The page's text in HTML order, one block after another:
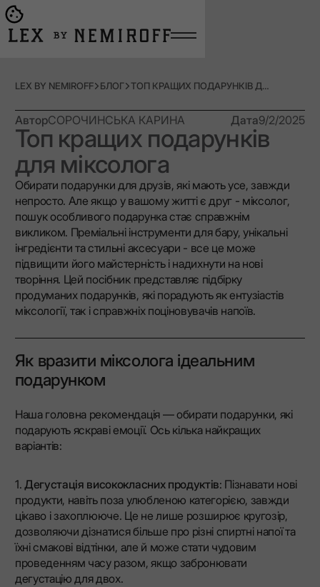
Go to main page
LEX BY NEMIROFF БЛОГ ТОП КРАЩИХ ПОДАРУНКІВ ДЛЯ МІКСОЛОГА
АвторСОРОЧИНСЬКА КАРИНА Дата9/2/2025
Топ кращих подарунків
для міксолога
Обирати подарунки для друзів, які мають усе, завжди
непросто. Але якщо у вашому житті є друг - міксолог,
пошук особливого подарунка стає справжнім
викликом. Преміальні інструменти для бару, унікальні
інгредієнти та стильні аксесуари - все це може
підвищити його майстерність і надихнути на нові
творіння. Цей посібник представляє підбірку
продуманих подарунків, які порадують як ентузіастів
міксології, так і справжніх поціновувачів напоїв.
Як вразити міксолога ідеальним
подарунком
Наша головна рекомендація — обирати подарунки, які
подарують яскраві емоції. Ось кілька найкращих
варіантів:
1. Дегустація висококласних продуктів: Пізнавати нові
продукти, навіть поза улюбленою категорією, завжди
цікаво і захоплююче. Це не лише розширює кругозір,
дозволяючи дізнатися більше про різні спиртні напої та
їхні смакові відтінки, але й може стати чудовим
проведенням часу разом, якщо забронювати
дегустацію для двох.